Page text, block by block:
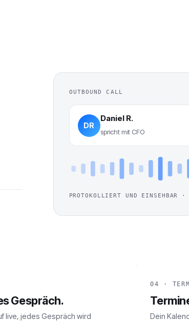
OUTBOUND CALL
DR
Daniel R.
spricht mit CFO
PROTOKOLLIERT UND
Gespräch.
live, jedes Gespräch wird
04 ·
Dein